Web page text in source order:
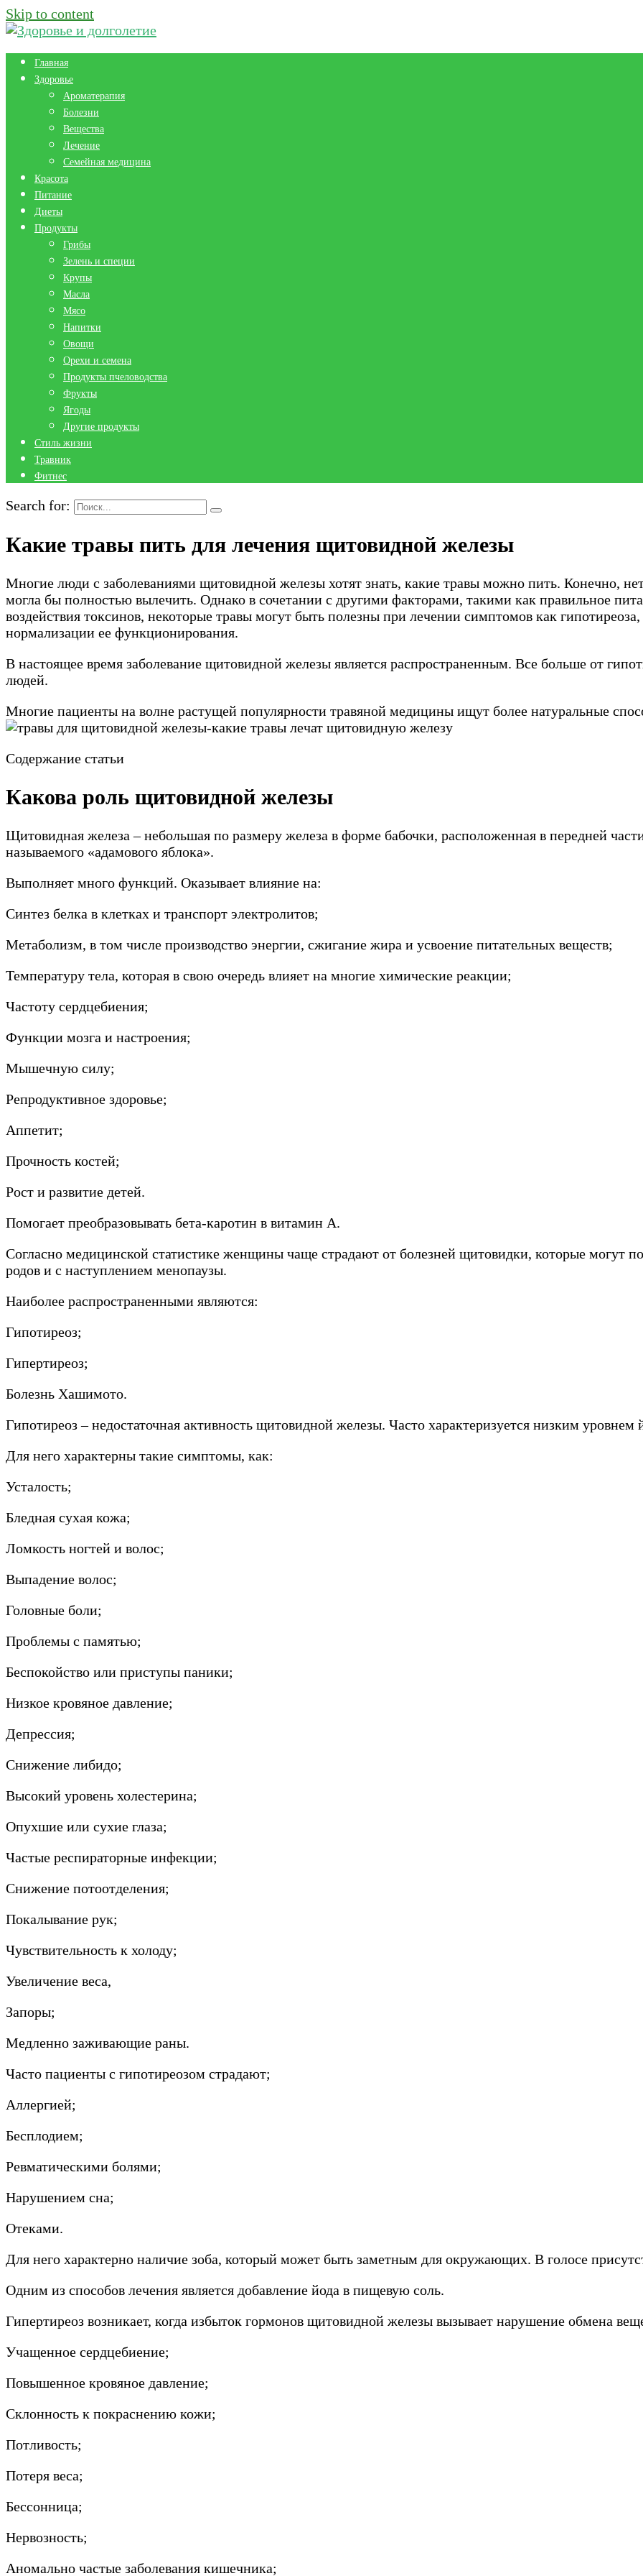
Skip to content
Главная
Здоровье
Ароматерапия
Болезни
Вещества
Лечение
Семейная медицина
Красота
Питание
Диеты
Продукты
Грибы
Зелень и специи
Крупы
Масла
Мясо
Напитки
Овощи
Орехи и семена
Продукты пчеловодства
Фрукты
Ягоды
Другие продукты
Стиль жизни
Травник
Фитнес
Search for:
Какие травы пить для лечения щитовидной железы
Многие люди с заболеваниями щитовидной железы хотят знать, какие травы можно пить. Конечно,
могла бы полностью вылечить. Однако в сочетании с другими факторами, такими как правильное
воздействия токсинов, некоторые травы могут быть полезны при лечении симптомов как
нормализации ее функционирования.
В настоящее время заболевание щитовидной железы является распространенным. Все больше от
людей.
Многие пациенты на волне растущей популярности травяной медицины ищут более натуральные
Содержание статьи
Какова роль щитовидной железы
Щитовидная железа – небольшая по размеру железа в форме бабочки, расположенная в передней
называемого «адамового яблока».
Выполняет много функций. Оказывает влияние на:
Синтез белка в клетках и транспорт электролитов;
Метаболизм, в том числе производство энергии, сжигание жира и усвоение питательных веществ;
Температуру тела, которая в свою очередь влияет на многие химические реакции;
Частоту сердцебиения;
Функции мозга и настроения;
Мышечную силу;
Репродуктивное здоровье;
Аппетит;
Прочность костей;
Рост и развитие детей.
Помогает преобразовывать бета-каротин в витамин А.
Согласно медицинской статистике женщины чаще страдают от болезней щитовидки, которые могут
родов и с наступлением менопаузы.
Наиболее распространенными являются:
Гипотиреоз;
Гипертиреоз;
Болезнь Хашимото.
Гипотиреоз – недостаточная активность щитовидной железы. Часто характеризуется низким уровнем
Для него характерны такие симптомы, как:
Усталость;
Бледная сухая кожа;
Ломкость ногтей и волос;
Выпадение волос;
Головные боли;
Проблемы с памятью;
Беспокойство или приступы паники;
Низкое кровяное давление;
Депрессия;
Снижение либидо;
Высокий уровень холестерина;
Опухшие или сухие глаза;
Частые респираторные инфекции;
Снижение потоотделения;
Покалывание рук;
Чувствительность к холоду;
Увеличение веса,
Запоры;
Медленно заживающие раны.
Часто пациенты с гипотиреозом страдают;
Аллергией;
Бесплодием;
Ревматическими болями;
Нарушением сна;
Отеками.
Для него характерно наличие зоба, который может быть заметным для окружающих. В голосе
Одним из способов лечения является добавление йода в пищевую соль.
Гипертиреоз возникает, когда избыток гормонов щитовидной железы вызывает нарушение обмена
Учащенное сердцебиение;
Повышенное кровяное давление;
Склонность к покраснению кожи;
Потливость;
Потеря веса;
Бессонница;
Нервозность;
Аномально частые заболевания кишечника;